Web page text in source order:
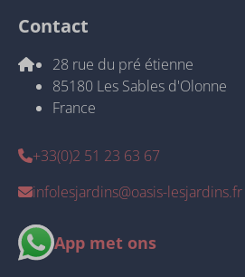
Contact
28 rue du pré étienne
85180 Les Sables d'Olonne
France
+33(0)2 51 23 63 67
infolesjardins@oasis-lesjardins.fr
App met ons